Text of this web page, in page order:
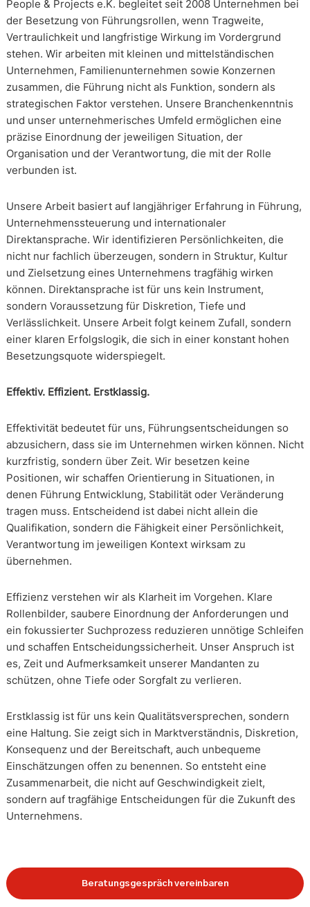
People & Projects e.K. begleitet seit 2008 Unternehmen bei
der Besetzung von Führungsrollen, wenn Tragweite,
Vertraulichkeit und langfristige Wirkung im Vordergrund
stehen. Wir arbeiten mit kleinen und mittelständischen
Unternehmen, Familienunternehmen sowie Konzernen
zusammen, die Führung nicht als Funktion, sondern als
strategischen Faktor verstehen. Unsere Branchenkenntnis
und unser unternehmerisches Umfeld ermöglichen eine
präzise Einordnung der jeweiligen Situation, der
Organisation und der Verantwortung, die mit der Rolle
verbunden ist.
Unsere Arbeit basiert auf langjähriger Erfahrung in Führung,
Unternehmenssteuerung und internationaler
Direktansprache. Wir identifizieren Persönlichkeiten, die
nicht nur fachlich überzeugen, sondern in Struktur, Kultur
und Zielsetzung eines Unternehmens tragfähig wirken
können. Direktansprache ist für uns kein Instrument,
sondern Voraussetzung für Diskretion, Tiefe und
Verlässlichkeit. Unsere Arbeit folgt keinem Zufall, sondern
einer klaren Erfolgslogik, die sich in einer konstant hohen
Besetzungsquote widerspiegelt.
Effektiv. Effizient. Erstklassig.
Effektivität bedeutet für uns, Führungsentscheidungen so
abzusichern, dass sie im Unternehmen wirken können. Nicht
kurzfristig, sondern über Zeit. Wir besetzen keine
Positionen, wir schaffen Orientierung in Situationen, in
denen Führung Entwicklung, Stabilität oder Veränderung
tragen muss. Entscheidend ist dabei nicht allein die
Qualifikation, sondern die Fähigkeit einer Persönlichkeit,
Verantwortung im jeweiligen Kontext wirksam zu
übernehmen.
Effizienz verstehen wir als Klarheit im Vorgehen. Klare
Rollenbilder, saubere Einordnung der Anforderungen und
ein fokussierter Suchprozess reduzieren unnötige Schleifen
und schaffen Entscheidungssicherheit. Unser Anspruch ist
es, Zeit und Aufmerksamkeit unserer Mandanten zu
schützen, ohne Tiefe oder Sorgfalt zu verlieren.
Erstklassig ist für uns kein Qualitätsversprechen, sondern
eine Haltung. Sie zeigt sich in Marktverständnis, Diskretion,
Konsequenz und der Bereitschaft, auch unbequeme
Einschätzungen offen zu benennen. So entsteht eine
Zusammenarbeit, die nicht auf Geschwindigkeit zielt,
sondern auf tragfähige Entscheidungen für die Zukunft des
Unternehmens.
Beratungsgespräch vereinbaren